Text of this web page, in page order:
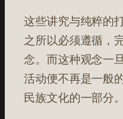
这些讲究与纯粹的
之所以必须遵循，
念。而这种观念一
活动便不再是一般
民族文化的一部分。